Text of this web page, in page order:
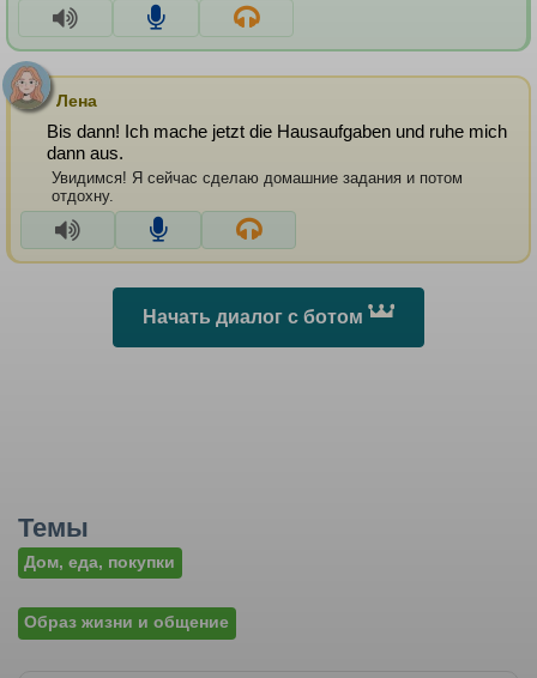
Лена
Bis dann! Ich mache jetzt die Hausaufgaben und ruhe mich
dann aus.
Увидимся! Я сейчас сделаю домашние задания и потом
отдохну.
Начать диалог с ботом
Темы
Дом, еда, покупки
Образ жизни и общение